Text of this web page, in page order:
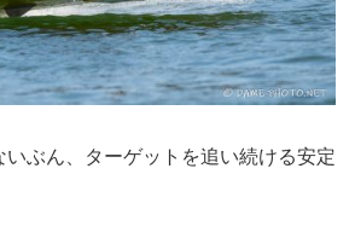
いぶん、ターゲットを追い続ける安定